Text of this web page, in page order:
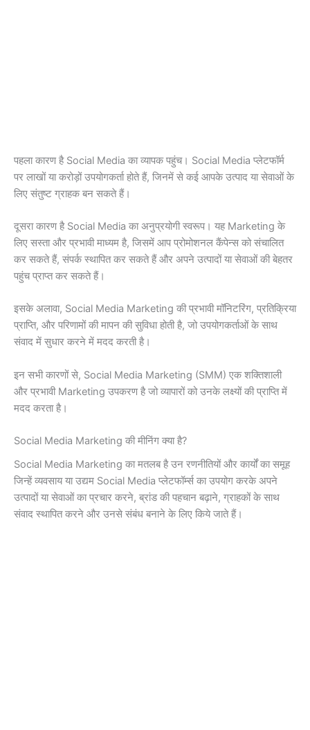
पहला कारण है Social Media का व्यापक पहुंच। Social Media प्लेटफॉर्म
पर लाखों या करोड़ों उपयोगकर्ता होते हैं, जिनमें से कई आपके उत्पाद या सेवाओं के
लिए संतुष्ट ग्राहक बन सकते हैं।
दूसरा कारण है Social Media का अनुप्रयोगी स्वरूप। यह Marketing के
लिए सस्ता और प्रभावी माध्यम है, जिसमें आप प्रोमोशनल कैंपेन्स को संचालित
कर सकते हैं, संपर्क स्थापित कर सकते हैं और अपने उत्पादों या सेवाओं की बेहतर
पहुंच प्राप्त कर सकते हैं।
इसके अलावा, Social Media Marketing की प्रभावी मॉनिटरिंग, प्रतिक्रिया
प्राप्ति, और परिणामों की मापन की सुविधा होती है, जो उपयोगकर्ताओं के साथ
संवाद में सुधार करने में मदद करती है।
इन सभी कारणों से, Social Media Marketing (SMM) एक शक्तिशाली
और प्रभावी Marketing उपकरण है जो व्यापारों को उनके लक्ष्यों की प्राप्ति में
मदद करता है।
Social Media Marketing की मीनिंग क्या है?
Social Media Marketing का मतलब है उन रणनीतियों और कार्यों का समूह
जिन्हें व्यवसाय या उद्यम Social Media प्लेटफॉर्म्स का उपयोग करके अपने
उत्पादों या सेवाओं का प्रचार करने, ब्रांड की पहचान बढ़ाने, ग्राहकों के साथ
संवाद स्थापित करने और उनसे संबंध बनाने के लिए किये जाते हैं।